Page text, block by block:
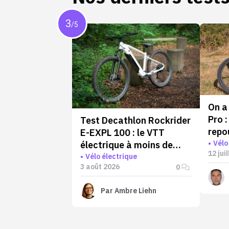
3/5
Test Decathlon Rockrider
E-EXPL 100 : le VTT
électrique à moins de
1000 € qui va plus loin
qu'annoncé
Vélo électrique
3 août 2026
0
Par Ambre Liehn
On
Pro
12